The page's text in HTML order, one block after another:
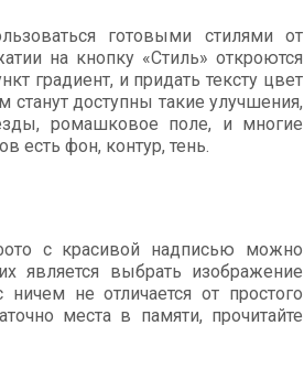
готовыми стилями от
на кнопку «Стиль» откроются
градиент, и придать тексту цвет
доступны такие улучшения,
ромашковое поле, и многие
есть фон, контур, тень.
с красивой надписью можно
является выбрать изображение
не отличается от простого
места в памяти, прочитайте